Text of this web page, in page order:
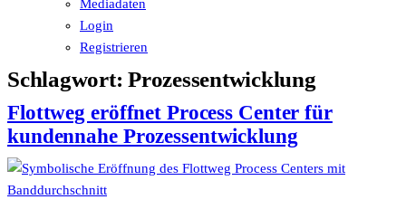
Mediadaten
Login
Registrieren
Schlagwort:Prozessentwicklung
Flottweg eröffnet Process Center für
kundennahe Prozessentwicklung